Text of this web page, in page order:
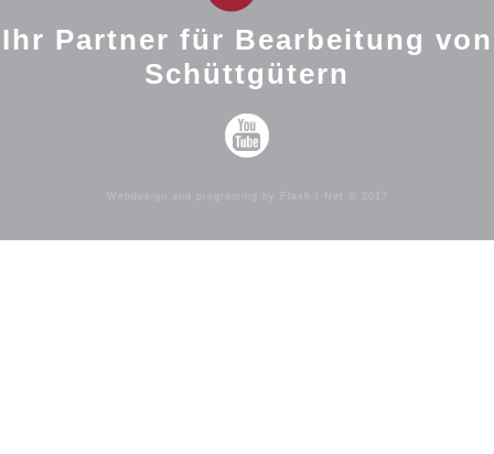
Ihr Partner für Bearbeitung von
Schüttgütern
Webdesign and programing by Flash-I-Net © 2017